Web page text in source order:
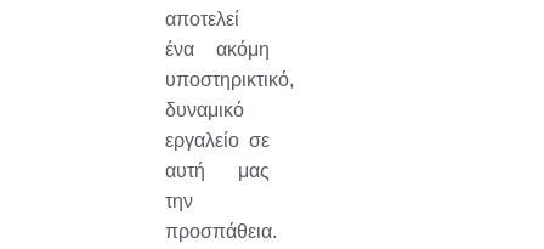
αποτελεί
ένα ακόμη
υποστηρικτικό,
δυναμικό
εργαλείο σε
αυτή μας
την
προσπάθεια.